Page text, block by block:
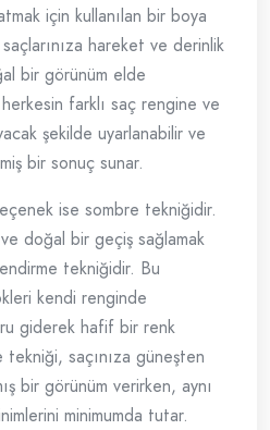
için kullanılan bir boya
hareket ve derinlik
bir görünüm elde
farklı saç rengine ve
şekilde uyarlanabilir ve
bir sonuç sunar.
ise sombre tekniğidir.
doğal bir geçiş sağlamak
tekniğidir. Bu
kendi renginde
giderek hafif bir renk
tekniği, saçınıza güneşten
bir görünüm verirken, aynı
minimumda tutar.